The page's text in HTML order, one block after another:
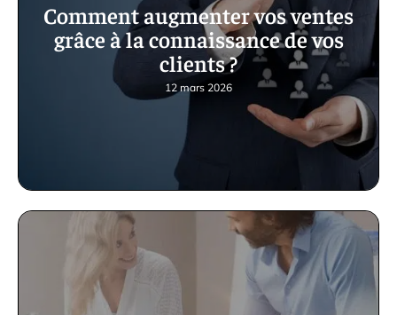
Comment augmenter vos ventes
grâce à la connaissance de vos
clients ?
12 mars 2026